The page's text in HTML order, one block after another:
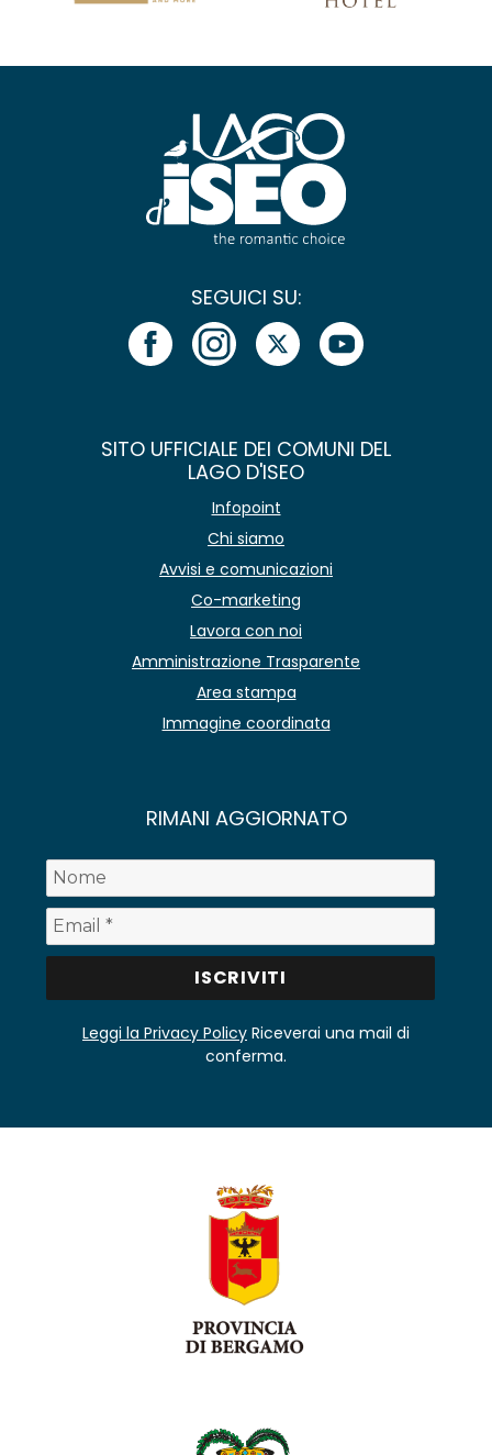
SEGUICI SU:
SITO UFFICIALE DEI COMUNI DEL
LAGO D'ISEO
Infopoint
Chi siamo
Avvisi e comunicazioni
Co-marketing
Lavora con noi
Amministrazione Trasparente
Area stampa
Immagine coordinata
RIMANI AGGIORNATO
Leggi la Privacy Policy Riceverai una mail di
conferma.